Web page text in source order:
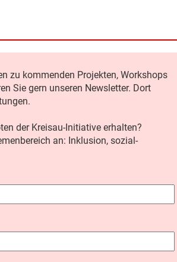
zu kommenden Projekten, Workshops
Sie gern unseren Newsletter. Dort
der Kreisau-Initiative erhalten?
an: Inklusion, sozial-